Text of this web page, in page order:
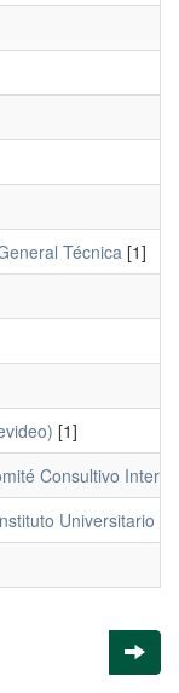
Técnica [1]
[1]
Consultivo
Universitario